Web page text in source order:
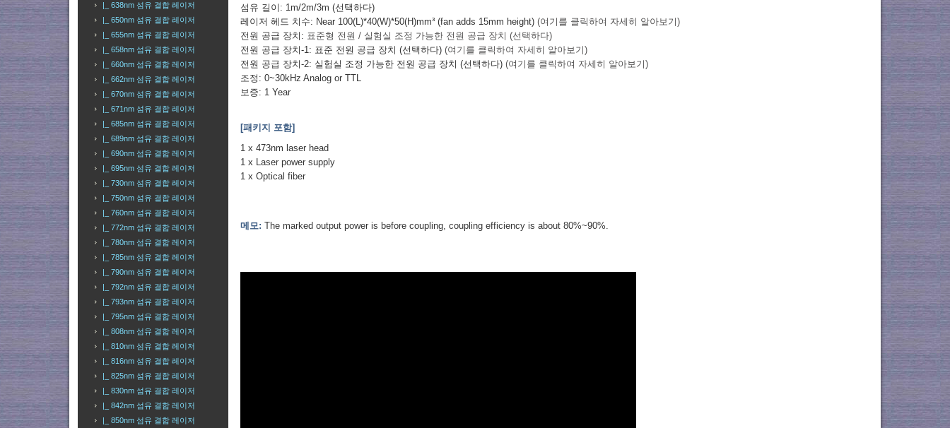
|_ 638nm 섬유 결합 레이저
|_ 650nm 섬유 결합 레이저
|_ 655nm 섬유 결합 레이저
|_ 658nm 섬유 결합 레이저
|_ 660nm 섬유 결합 레이저
|_ 662nm 섬유 결합 레이저
|_ 670nm 섬유 결합 레이저
|_ 671nm 섬유 결합 레이저
|_ 685nm 섬유 결합 레이저
|_ 689nm 섬유 결합 레이저
|_ 690nm 섬유 결합 레이저
|_ 695nm 섬유 결합 레이저
|_ 730nm 섬유 결합 레이저
|_ 750nm 섬유 결합 레이저
|_ 760nm 섬유 결합 레이저
|_ 772nm 섬유 결합 레이저
|_ 780nm 섬유 결합 레이저
|_ 785nm 섬유 결합 레이저
|_ 790nm 섬유 결합 레이저
|_ 792nm 섬유 결합 레이저
|_ 793nm 섬유 결합 레이저
|_ 795nm 섬유 결합 레이저
|_ 808nm 섬유 결합 레이저
|_ 810nm 섬유 결합 레이저
|_ 816nm 섬유 결합 레이저
|_ 825nm 섬유 결합 레이저
|_ 830nm 섬유 결합 레이저
|_ 842nm 섬유 결합 레이저
|_ 850nm 섬유 결합 레이저
섬유 길이: 1m/2m/3m (선택하다)
레이저 헤드 치수: Near 100(L)*40(W)*50(H)mm³ (fan adds 15mm height) (여기를 클릭하여 자세히 알아보기)
전원 공급 장치: 표준형 전원 / 실험실 조정 가능한 전원 공급 장치 (선택하다)
전원 공급 장치-1: 표준 전원 공급 장치 (선택하다)(여기를 클릭하여 자세히 알아보기)
전원 공급 장치-2: 실험실 조정 가능한 전원 공급 장치 (선택하다)(여기를 클릭하여 자세히 알아보기)
조정: 0~30kHz Analog or TTL
보증: 1 Year
[패키지 포함]
1 x 473nm laser head
1 x Laser power supply
1 x Optical fiber
메모: The marked output power is before coupling, coupling efficiency is about 80%~90%.